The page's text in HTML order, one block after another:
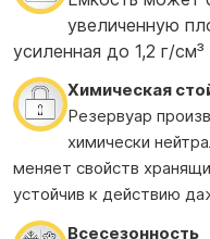
увеличенную
усиленная до 1,2 г/
Химическая
Резервуар
химически
меняет свойств
устойчив к действию
Всесезонность